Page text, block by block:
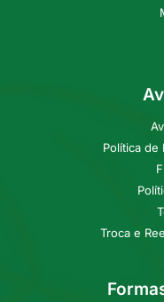
Política de
Troca e